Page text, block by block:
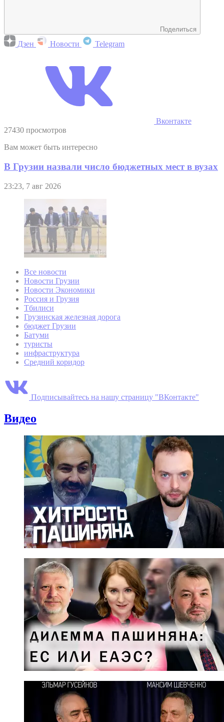
Поделиться
Дзен Новости Telegram
Вконтакте
27430 просмотров
Вам может быть интересно
В Грузии назвали число бюджетных мест в вузах
23:23, 7 авг 2026
Все новости
Новости Грузии
Новости Экономики
Россия и Грузия
Тбилиси
Грузинская железная дорога
бюджет Грузии
Батуми
туристы
инфраструктура
Средний коридор
Подписывайтесь на нашу страницу "ВКонтакте"
Видео